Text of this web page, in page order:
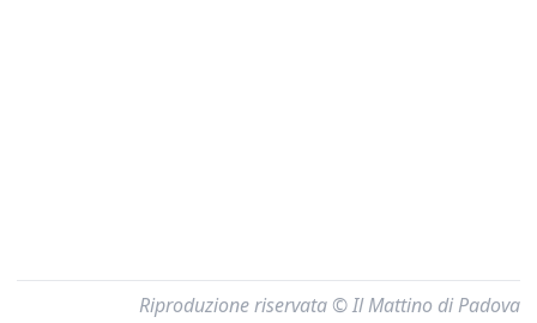
Riproduzione riservata © Il Mattino di Padova